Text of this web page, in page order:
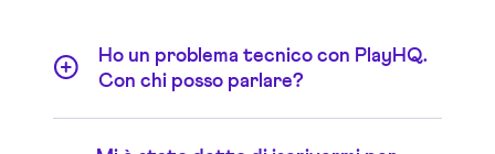
Ho un problema tecnico con PlayHQ.
Con chi posso parlare?